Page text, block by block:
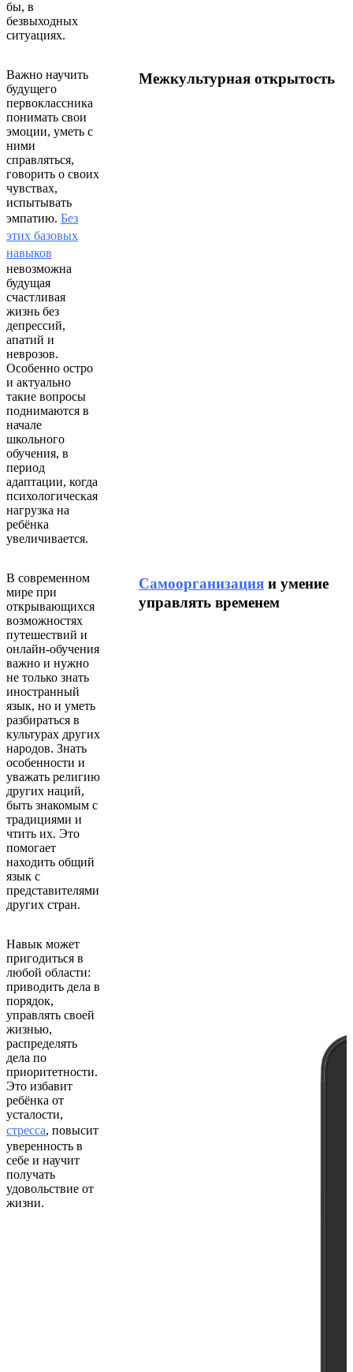
бы, в
безвыходных
ситуациях.
Важно научить
будущего
первоклассника
понимать свои
эмоции, уметь с
ними
справляться,
говорить о своих
чувствах,
испытывать
эмпатию. Без
этих базовых
навыков
невозможна
будущая
счастливая
жизнь без
депрессий,
апатий и
неврозов.
Особенно остро
и актуально
такие вопросы
поднимаются в
начале
школьного
обучения, в
период
адаптации, когда
психологическая
нагрузка на
ребёнка
увеличивается.
Межкультурная открытость
В современном
мире при
открывающихся
возможностях
путешествий и
онлайн-обучения
важно и нужно
не только знать
иностранный
язык, но и уметь
разбираться в
культурах других
народов. Знать
особенности и
уважать религию
других наций,
быть знакомым с
традициями и
чтить их. Это
помогает
находить общий
язык с
представителями
других стран.
Самоорганизация и умение
управлять временем
Навык может
пригодиться в
любой области:
приводить дела в
порядок,
управлять своей
жизнью,
распределять
дела по
приоритетности.
Это избавит
ребёнка от
усталости,
стресса, повысит
уверенность в
себе и научит
получать
удовольствие от
жизни.